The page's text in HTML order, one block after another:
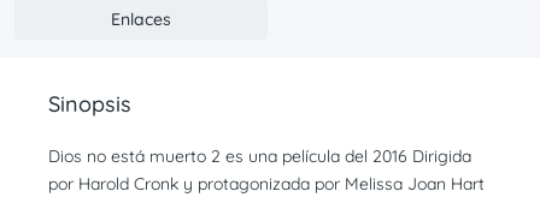
Enlaces
Sinopsis
Dios no está muerto 2 es una película del 2016 Dirigida
por Harold Cronk y protagonizada por Melissa Joan Hart